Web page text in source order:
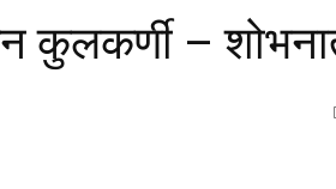
कुलकर्णी –